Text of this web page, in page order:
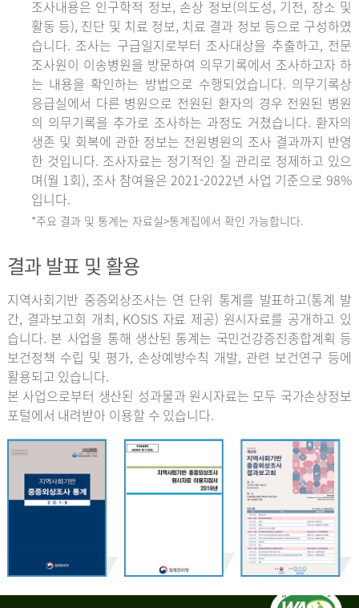
조사내용은 인구학적 정보, 손상 정보(의도성, 기전, 장소 및
활동 등), 진단 및 치료 정보, 치료 결과 정보 등으로 구성하였
습니다. 조사는 구급일지로부터 조사대상을 추출하고, 전문
조사원이 이송병원을 방문하여 의무기록에서 조사하고자 하
는 내용을 확인하는 방법으로 수행되었습니다. 의무기록상
응급실에서 다른 병원으로 전원된 환자의 경우 전원된 병원
의 의무기록을 추가로 조사하는 과정도 거쳤습니다. 환자의
생존 및 회복에 관한 정보는 전원병원의 조사 결과까지 반영
한 것입니다. 조사자료는 정기적인 질 관리로 정제하고 있으
며(월 1회), 조사 참여율은 2021-2022년 사업 기준으로 98%
입니다.
*주요 결과 및 통계는 자료실>통계집에서 확인 가능합니다.
결과 발표 및 활용
지역사회기반 중증외상조사는 연 단위 통계를 발표하고(통계 발
간, 결과보고회 개최, KOSIS 자료 제공) 원시자료를 공개하고 있
습니다. 본 사업을 통해 생산된 통계는 국민건강증진종합계획 등
보건정책 수립 및 평가, 손상예방수칙 개발, 관련 보건연구 등에
활용되고 있습니다.
본 사업으로부터 생산된 성과물과 원시자료는 모두 국가손상정보
포털에서 내려받아 이용할 수 있습니다.